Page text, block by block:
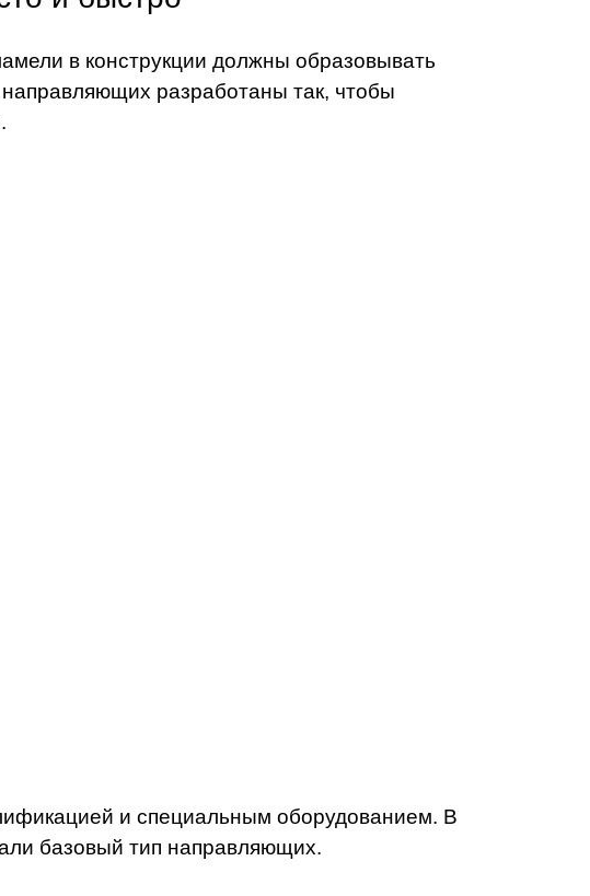
в конструкции должны образовывать
разработаны так, чтобы
и специальным оборудованием. В
базовый тип направляющих.